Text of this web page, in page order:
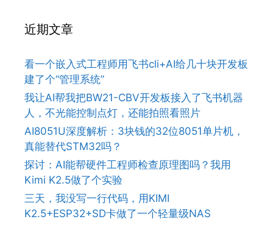
近期文章
看一个嵌入式工程师用飞书cli+AI给几十块开发板
建了个“管理系统”
我让AI帮我把BW21-CBV开发板接入了飞书机器
人，不光能控制点灯，还能拍照看照片
AI8051U深度解析：3块钱的32位8051单片机，
真能替代STM32吗？
探讨：AI能帮硬件工程师检查原理图吗？我用
Kimi K2.5做了个实验
三天，我没写一行代码，用KIMI
K2.5+ESP32+SD卡做了一个轻量级NAS